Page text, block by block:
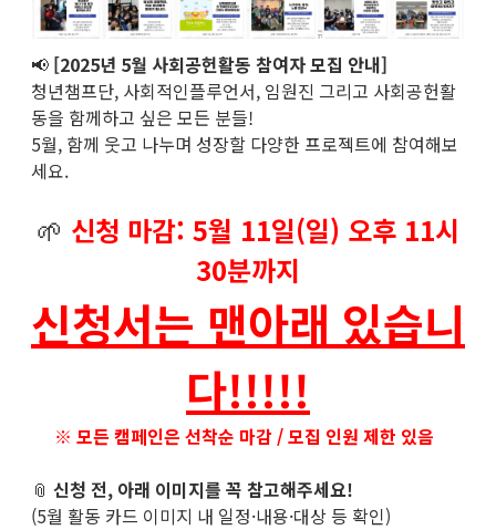
📢 [2025년 5월 사회공헌활동 참여자 모집 안내]
청년챔프단, 사회적인플루언서, 임원진 그리고 사회공헌활
동을 함께하고 싶은 모든 분들!
5월, 함께 웃고 나누며 성장할 다양한 프로젝트에 참여해보
세요.
🌱 신청 마감: 5월 11일(일) 오후 11시
30분까지
신청서는 맨아래 있습니
다!!!!!
※ 모든 캠페인은 선착순 마감 / 모집 인원 제한 있음
📎 신청 전, 아래 이미지를 꼭 참고해주세요!
(5월 활동 카드 이미지 내 일정·내용·대상 등 확인)